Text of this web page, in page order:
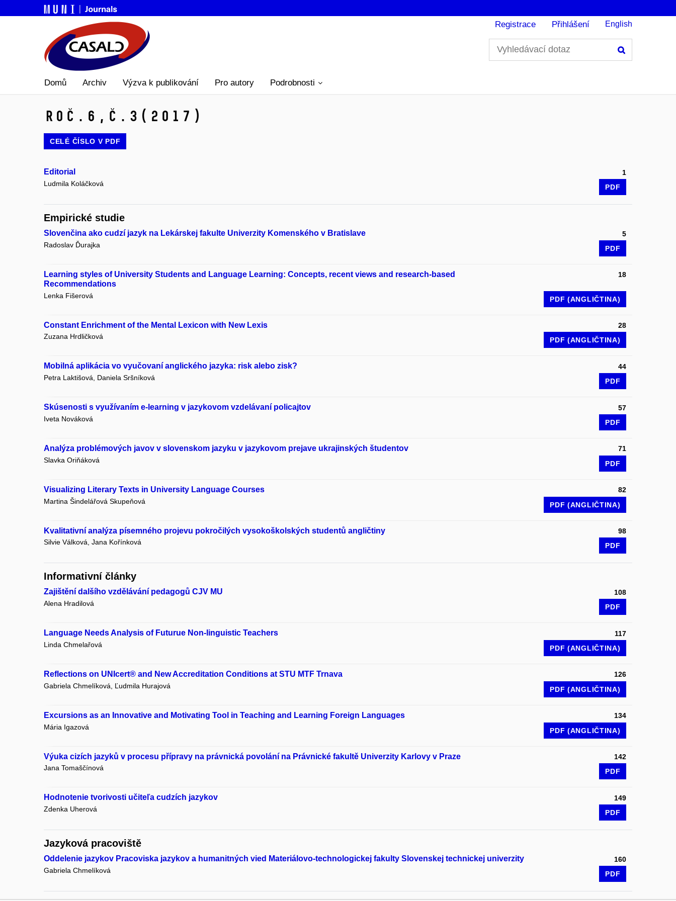
Registrace Přihlášení English
Domů Archiv Výzva k publikování Pro autory Podrobnosti
Roč.6, č.3 (2017)
CELÉ ČÍSLO V PDF
Editorial
1
Ludmila Koláčková
PDF
Empirické studie
Slovenčina ako cudzí jazyk na Lekárskej fakulte Univerzity Komenského v Bratislave
5
Radoslav Ďurajka
PDF
Learning styles of University Students and Language Learning: Concepts, recent views and research-based
Recommendations
18
Lenka Fišerová PDF (ANGLIČTINA)
Constant Enrichment of the Mental Lexicon with New Lexis
28
Zuzana Hrdličková
PDF (ANGLIČTINA)
Mobilná aplikácia vo vyučovaní anglického jazyka: risk alebo zisk?
44
Petra Laktišová, Daniela Sršníková
PDF
Skúsenosti s využívaním e-learning v jazykovom vzdelávaní policajtov
57
Iveta Nováková
PDF
Analýza problémových javov v slovenskom jazyku v jazykovom prejave ukrajinských študentov
71
Slavka Oriňáková
PDF
Visualizing Literary Texts in University Language Courses
82
Martina Šindelářová Skupeňová
PDF (ANGLIČTINA)
Kvalitativní analýza písemného projevu pokročilých vysokoškolských studentů angličtiny
98
Silvie Válková, Jana Kořínková
PDF
Informativní články
Zajištění dalšího vzdělávání pedagogů CJV MU
108
Alena Hradilová
PDF
Language Needs Analysis of Futurue Non-linguistic Teachers
117
Linda Chmelařová
PDF (ANGLIČTINA)
Reflections on UNIcert® and New Accreditation Conditions at STU MTF Trnava
126
Gabriela Chmelíková, Ľudmila Hurajová
PDF (ANGLIČTINA)
Excursions as an Innovative and Motivating Tool in Teaching and Learning Foreign Languages
134
Mária Igazová
PDF (ANGLIČTINA)
Výuka cizích jazyků v procesu přípravy na právnická povolání na Právnické fakultě Univerzity Karlovy v Praze
142
Jana Tomaščínová
PDF
Hodnotenie tvorivosti učiteľa cudzích jazykov
149
Zdenka Uherová
PDF
Jazyková pracoviště
Oddelenie jazykov Pracoviska jazykov a humanitných vied Materiálovo-technologickej fakulty Slovenskej technickej univerzity
160
Gabriela Chmelíková
PDF